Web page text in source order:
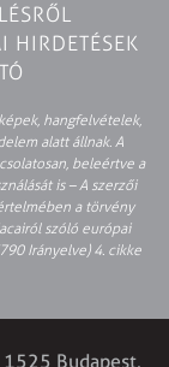
HIRDETÉSEK
hangfelvételek,
alatt állnak. A
beleértve a
is – A szerzői
a törvény
szóló európai
Irányelve) 4. cikke
Budapest,